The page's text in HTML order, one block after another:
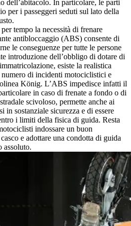
dell’abitacolo. In particolare, le parti
per i passeggeri seduti sul lato della
tempo la necessità di frenare
antibloccaggio (ABS) consente di
le conseguenze per tutte le persone
introduzione dell’obbligo di dotare di
esiste la realistica
di incidenti motociclistici e
König. L’ABS impedisce infatti il
in caso di frenate a fondo o di
scivoloso, permette anche ai
in sostanziale sicurezza e di essere
i limiti della fisica di guida. Resta
indossare un buon
e adottare una condotta di guida
assoluto.